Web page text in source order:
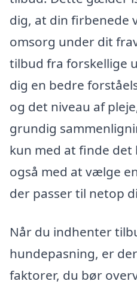
dig, at din firbenede
omsorg under dit
tilbud fra forskellige
dig en bedre
og det niveau af
grundig
kun med at finde
også med at vælge
der passer til netop
Når du indhenter
hundepasning, er
faktorer, du bør